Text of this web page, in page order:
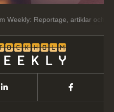
artiklar och intressant